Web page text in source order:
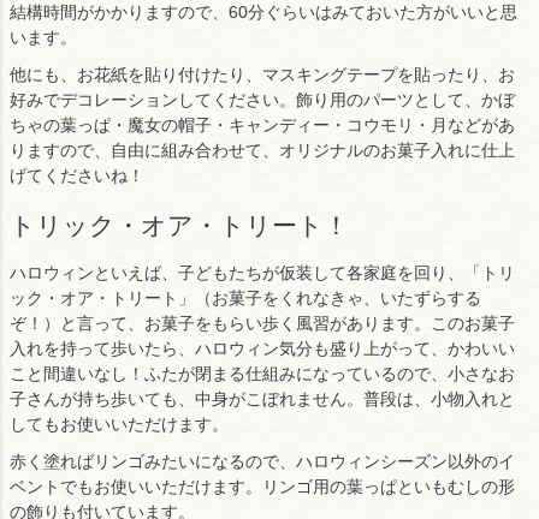
結構時間がかかりますので、60分ぐらいはみておいた方がいいと思
います。
他にも、お花紙を貼り付けたり、マスキングテープを貼ったり、お
好みでデコレーションしてください。飾り用のパーツとして、かぼ
ちゃの葉っぱ・魔女の帽子・キャンディー・コウモリ・月などがあ
りますので、自由に組み合わせて、オリジナルのお菓子入れに仕上
げてくださいね！
トリック・オア・トリート！
ハロウィンといえば、子どもたちが仮装して各家庭を回り、「トリ
ック・オア・トリート」（お菓子をくれなきゃ、いたずらする
ぞ！）と言って、お菓子をもらい歩く風習があります。このお菓子
入れを持って歩いたら、ハロウィン気分も盛り上がって、かわいい
こと間違いなし！ふたが閉まる仕組みになっているので、小さなお
子さんが持ち歩いても、中身がこぼれません。普段は、小物入れと
してもお使いいただけます。
赤く塗ればリンゴみたいになるので、ハロウィンシーズン以外のイ
ベントでもお使いいただけます。リンゴ用の葉っぱといもむしの形
の飾りも付いています。